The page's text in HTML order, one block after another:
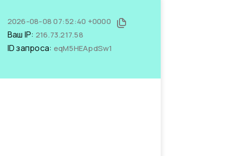
2026-08-08 07:52:40 +0000
Ваш IP: 216.73.217.58
ID запроса: eqM5HEApdSw1